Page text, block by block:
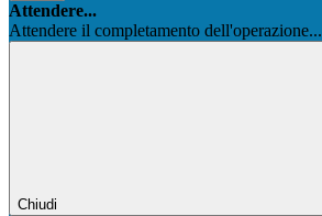
Attendere...
Attendere il completamento dell'operazione...
Chiudi